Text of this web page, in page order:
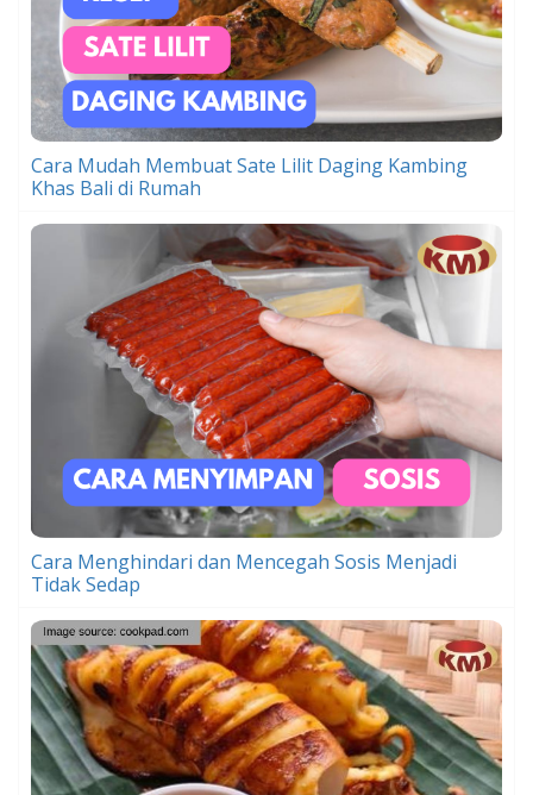
Cara Mudah Membuat Sate Lilit Daging Kambing
Khas Bali di Rumah
Cara Menghindari dan Mencegah Sosis Menjadi
Tidak Sedap